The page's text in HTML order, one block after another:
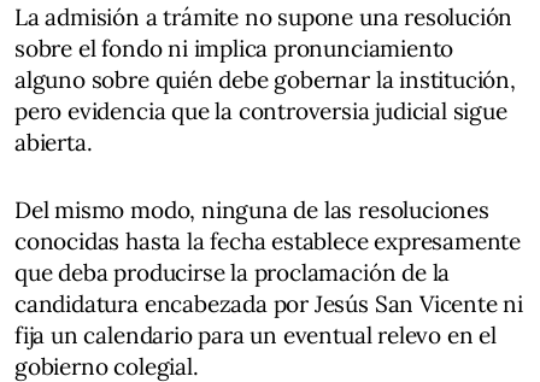
La admisión a trámite no supone una resolución
sobre el fondo ni implica pronunciamiento
alguno sobre quién debe gobernar la institución,
pero evidencia que la controversia judicial sigue
abierta.
Del mismo modo, ninguna de las resoluciones
conocidas hasta la fecha establece expresamente
que deba producirse la proclamación de la
candidatura encabezada por Jesús San Vicente ni
fija un calendario para un eventual relevo en el
gobierno colegial.